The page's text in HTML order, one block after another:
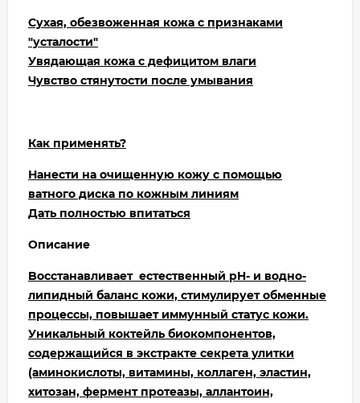
Сухая, обезвоженная кожа с признаками
"усталости"
Увядающая кожа с дефицитом влаги
Чувство стянутости после умывания
Как применять?
Нанести на очищенную кожу с помощью
ватного диска по кожным линиям
Дать полностью впитаться
Описание
Bосстанавливает естественный pH- и водно-
липидный баланс кожи, стимулирует обменные
процессы, повышает иммунный статус кожи.
Уникальный коктейль биокомпонентов,
содержащийся в экстракте секрета улитки
(аминокислоты, витамины, коллаген, эластин,
хитозан, фермент протеазы, аллантоин,